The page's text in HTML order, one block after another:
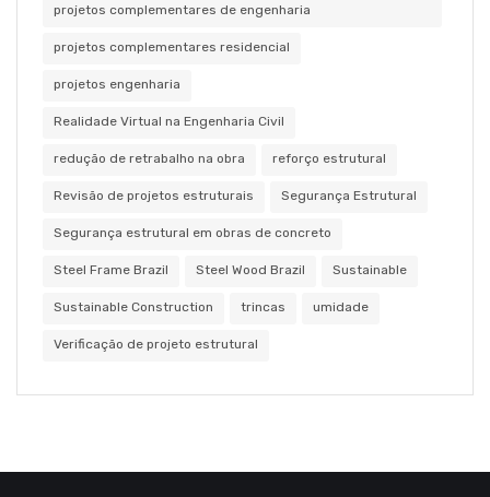
projetos complementares de engenharia
projetos complementares residencial
projetos engenharia
Realidade Virtual na Engenharia Civil
redução de retrabalho na obra reforço estrutural
Revisão de projetos estruturais Segurança Estrutural
Segurança estrutural em obras de concreto
Steel Frame Brazil Steel Wood Brazil Sustainable
Sustainable Construction trincas umidade
Verificação de projeto estrutural